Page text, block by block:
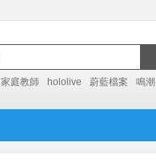
家庭教師 hololive 蔚藍檔案 鳴潮